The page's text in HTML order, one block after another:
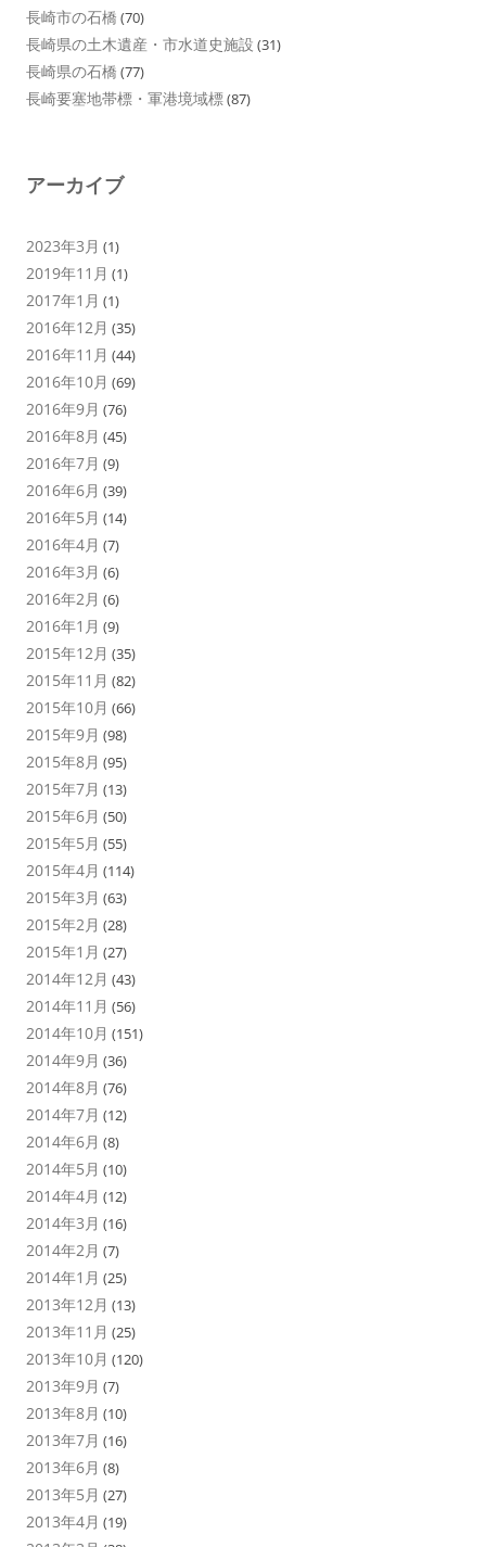
長崎市の石橋 (70)
長崎県の土木遺産・市水道史施設 (31)
長崎県の石橋 (77)
長崎要塞地帯標・軍港境域標(87)
アーカイブ
2023年3月 (1)
2019年11月 (1)
2017年1月 (1)
2016年12月 (35)
2016年11月 (44)
2016年10月 (69)
2016年9月 (76)
2016年8月 (45)
2016年7月 (9)
2016年6月 (39)
2016年5月 (14)
2016年4月 (7)
2016年3月 (6)
2016年2月 (6)
2016年1月 (9)
2015年12月 (35)
2015年11月 (82)
2015年10月 (66)
2015年9月 (98)
2015年8月 (95)
2015年7月 (13)
2015年6月 (50)
2015年5月 (55)
2015年4月 (114)
2015年3月 (63)
2015年2月 (28)
2015年1月 (27)
2014年12月 (43)
2014年11月 (56)
2014年10月 (151)
2014年9月 (36)
2014年8月 (76)
2014年7月 (12)
2014年6月 (8)
2014年5月 (10)
2014年4月 (12)
2014年3月 (16)
2014年2月 (7)
2014年1月 (25)
2013年12月 (13)
2013年11月 (25)
2013年10月 (120)
2013年9月 (7)
2013年8月 (10)
2013年7月 (16)
2013年6月 (8)
2013年5月 (27)
2013年4月 (19)